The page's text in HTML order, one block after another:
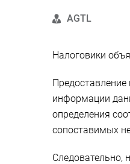
AGTL
Налоговики
информации
определения
сопоставимых
Следовательно,